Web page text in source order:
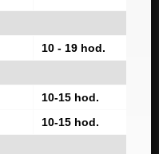
10 - 19 hod.
10-15 hod.
10-15 hod.